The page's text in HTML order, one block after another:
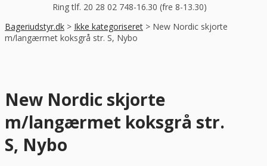
Ring tlf. 20 28 02 748-16.30 (fre 8-13.30)
Bageriudstyr.dk > Ikke kategoriseret > New Nordic skjorte
m/langærmet koksgrå str. S, Nybo
New Nordic skjorte
m/langærmet koksgrå str.
S, Nybo